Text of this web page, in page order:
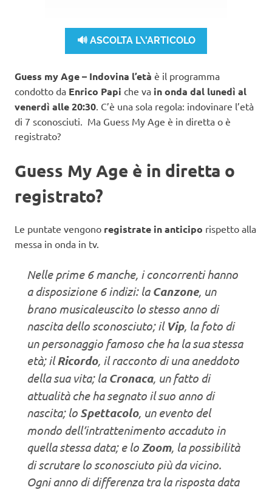
🔊 ASCOLTA L\'ARTICOLO
Guess my Age – Indovina l’età è il programma
condotto da Enrico Papi che va in onda dal lunedì al
venerdì alle 20:30 . C’è una sola regola: indovinare l’età
di 7 sconosciuti. Ma Guess My Age è in diretta o è
registrato?
Guess My Age è in diretta o
registrato?
Le puntate vengono registrate in anticipo rispetto alla
messa in onda in tv.
Nelle prime 6 manche, i concorrenti hanno
a disposizione 6 indizi: la Canzone, un
brano musicaleuscito lo stesso anno di
nascita dello sconosciuto; il Vip, la foto di
un personaggio famoso che ha la sua stessa
età; ilRicordo, il racconto di una aneddoto
della sua vita; la Cronaca, un fatto di
attualità che ha segnato il suo anno di
nascita; lo Spettacolo, un evento del
mondo dell’intrattenimento accaduto in
quella stessa data; e lo Zoom, la possibilità
di scrutare lo sconosciuto più da vicino.
Ogni anno di differenza tra la risposta data